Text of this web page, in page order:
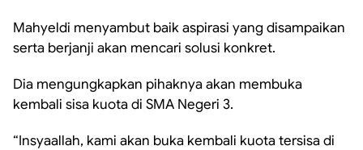
Mahyeldi menyambut baik aspirasi yang disampaikan
serta berjanji akan mencari solusi konkret.
Dia mengungkapkan pihaknya akan membuka
kembali sisa kuota di SMA Negeri 3.
“Insyaallah, kami akan buka kembali kuota tersisa di